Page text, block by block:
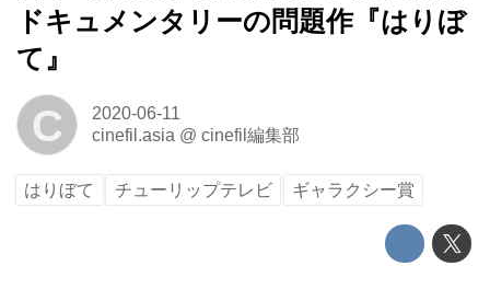
ドキュメンタリーの問題作『はりぼ
て』
C
2020-06-11
cinefil.asia @ cinefil編集部
はりぼて チューリップテレビ ギャラクシー賞